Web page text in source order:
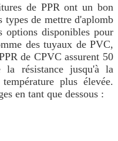
de PPR ont un bon
types de mettre d'aplomb
options disponibles pour
des tuyaux de PVC,
de CPVC assurent 50
résistance jusqu'à la
plus élevée.
en tant que dessous :